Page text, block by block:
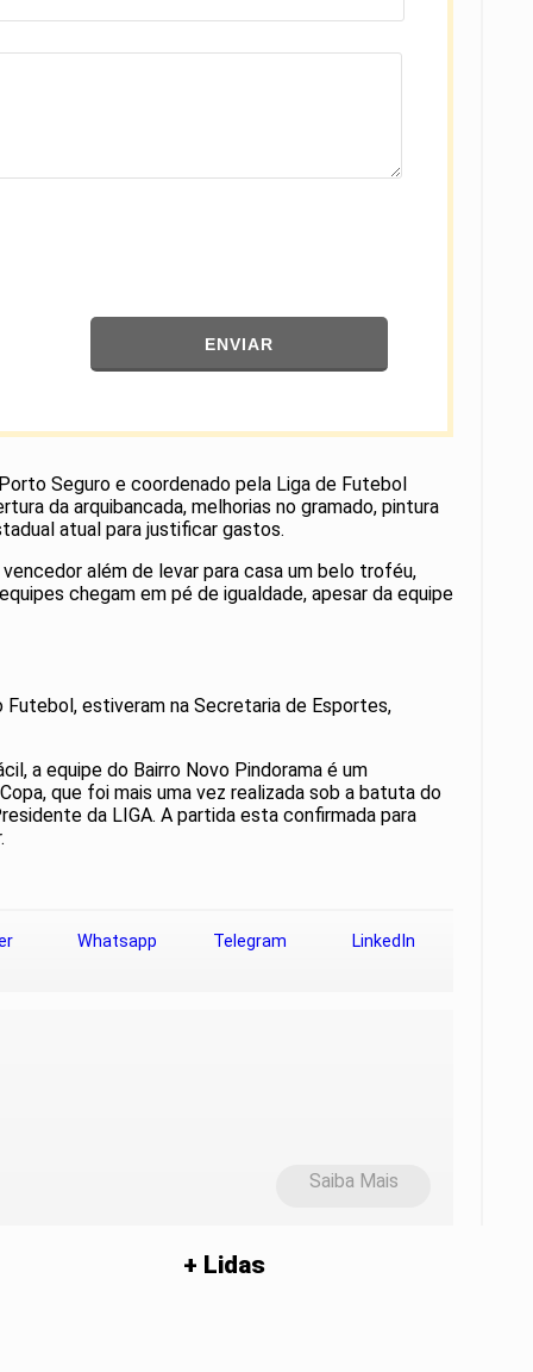
ENVIAR
Seguro e coordenado pela Liga de Futebol
da arquibancada, melhorias no gramado, pintura
atual para justificar gastos.
além de levar para casa um belo troféu,
chegam em pé de igualdade, apesar da equipe
estiveram na Secretaria de Esportes,
a equipe do Bairro Novo Pindorama é um
que foi mais uma vez realizada sob a batuta do
da LIGA. A partida esta confirmada para
Whatsapp Telegram LinkedIn
Saiba Mais
+ Lidas